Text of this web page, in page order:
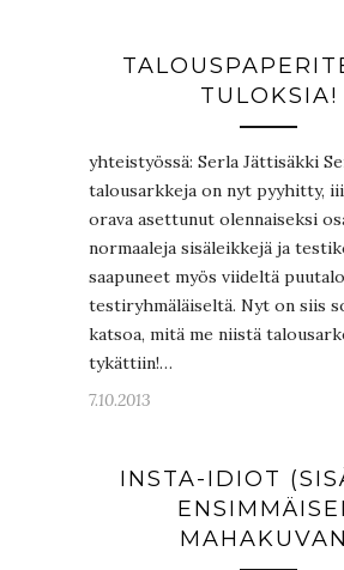
TULOKSIA!
yhteistyössä: Serla Jättisäkki
talousarkkeja on nyt pyyhitty,
orava asettunut olennaiseksi
normaaleja sisäleikkejä ja
saapuneet myös viideltä
testiryhmäläiseltä. Nyt on siis
katsoa, mitä me niistä
tykättiin!…
7.10.2013
INSTA-IDIOT